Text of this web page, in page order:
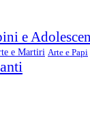
e
e Martiri Arte e Papi